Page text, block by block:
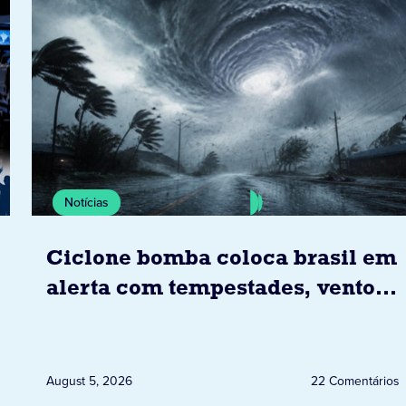
Notícias
Ciclone bomba coloca brasil em
alerta com tempestades, ventos
August 5, 2026 22 Comentários